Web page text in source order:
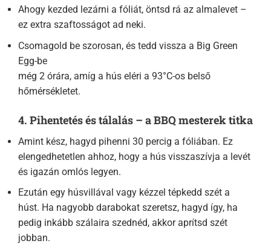
Ahogy kezded lezárni a fóliát, öntsd rá az almalevet –
ez extra szaftosságot ad neki.
Csomagold be szorosan, és tedd vissza a Big Green
Egg-be
még 2 órára, amíg a hús eléri a 93°C-os belső
hőmérsékletet.
4. Pihentetés és tálalás – a BBQ mesterek titka
Amint kész, hagyd pihenni 30 percig a fóliában. Ez
elengedhetetlen ahhoz, hogy a hús visszaszívja a levét
és igazán omlós legyen.
Ezután egy húsvillával vagy kézzel tépkedd szét a
húst. Ha nagyobb darabokat szeretsz, hagyd így, ha
pedig inkább szálaira szednéd, akkor aprítsd szét
jobban.